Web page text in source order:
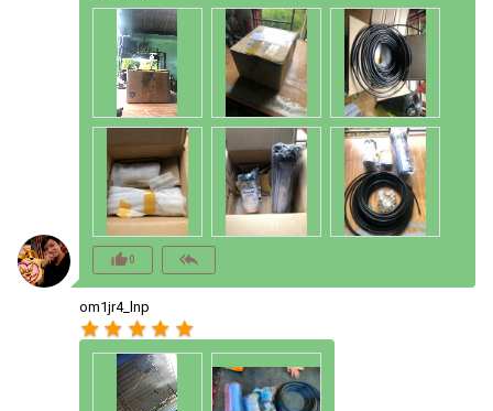
thumb_up_alt0 reply_all
om1jr4_lnp
star star star star star